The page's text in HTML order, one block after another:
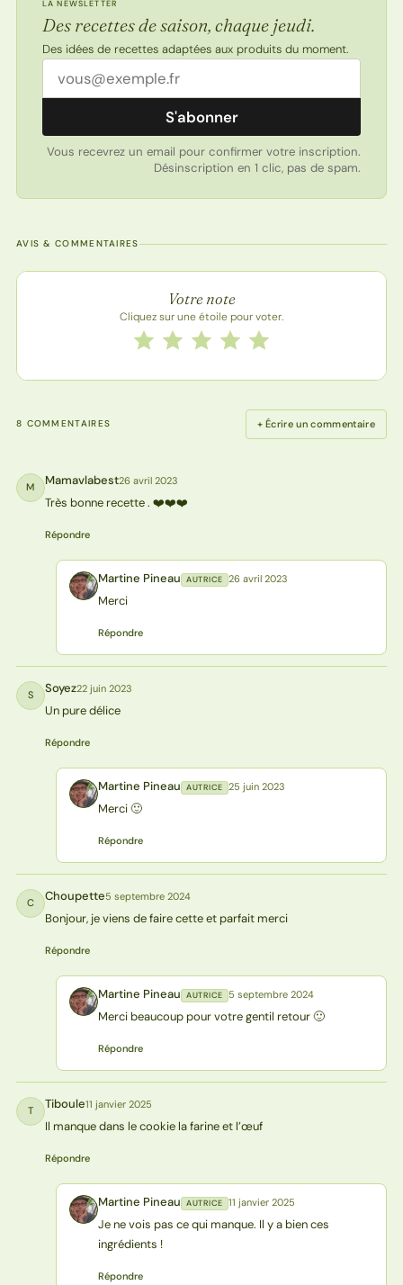
LA NEWSLETTER
Des recettes de saison, chaque jeudi.
Des idées de recettes adaptées aux produits du moment.
Adresse email
S'abonner
Vous recevrez un email pour confirmer votre inscription.
Désinscription en 1 clic, pas de spam.
AVIS & COMMENTAIRES
Note de la recette
Votre note
Cliquez sur une étoile pour voter.
Notez cette recette de 1 à 5 étoiles
5 étoiles
4 étoiles
3 étoiles
2 étoiles
1 étoile
8 COMMENTAIRES + Écrire un commentaire
M Mamavlabest26 avril 2023
Très bonne recette . ❤️❤️❤️
Répondre
MP Martine Pineau AUTRICE 26 avril 2023
Merci
Répondre
S Soyez22 juin 2023
Un pure délice
Répondre
MP Martine Pineau AUTRICE 25 juin 2023
Merci 🙂
Répondre
C Choupette5 septembre 2024
Bonjour, je viens de faire cette et parfait merci
Répondre
MP Martine Pineau AUTRICE 5 septembre 2024
Merci beaucoup pour votre gentil retour 🙂
Répondre
T Tiboule11 janvier 2025
Il manque dans le cookie la farine et l’œuf
Répondre
MP Martine Pineau AUTRICE 11 janvier 2025
Je ne vois pas ce qui manque. Il y a bien ces
ingrédients !
Répondre